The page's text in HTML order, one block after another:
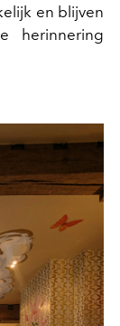
en blijven
herinnering